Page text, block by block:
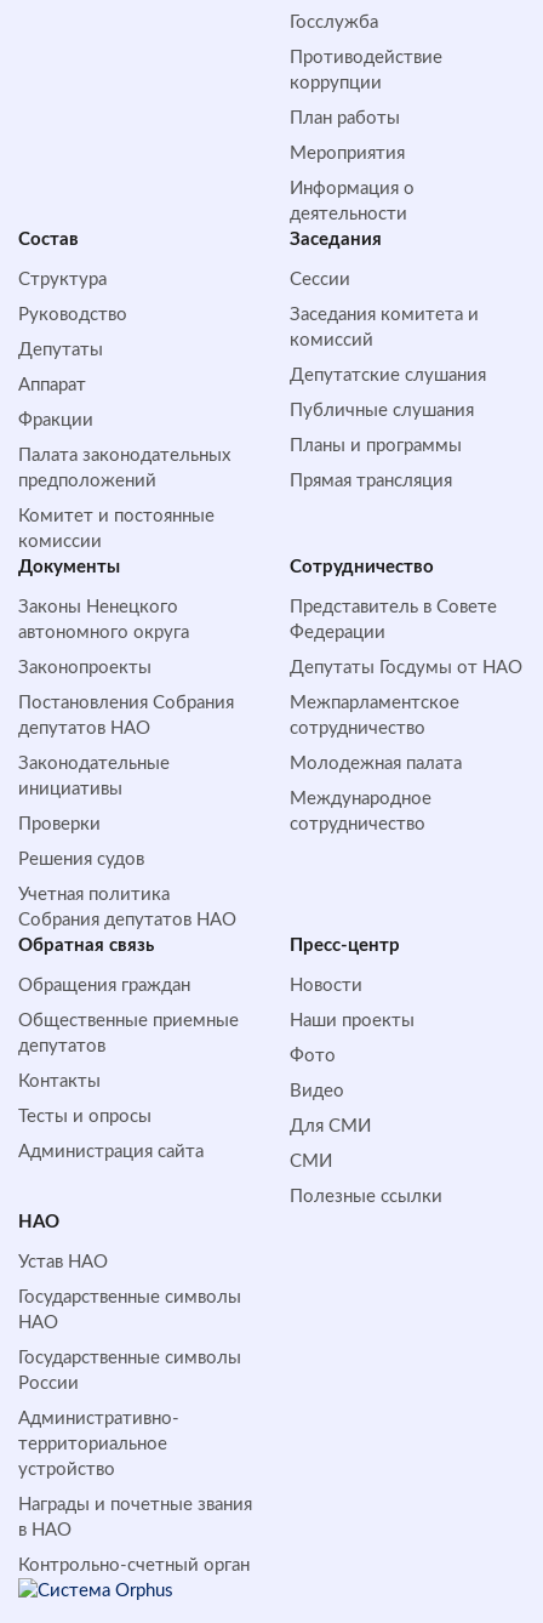
Госслужба
Противодействие
коррупции
План работы
Мероприятия
Информация о
деятельности
Состав
Структура
Руководство
Депутаты
Аппарат
Фракции
Палата законодательных
предположений
Комитет и постоянные
комиссии
Заседания
Сессии
Заседания комитета и
комиссий
Депутатские слушания
Публичные слушания
Планы и программы
Прямая трансляция
Документы
Законы Ненецкого
автономного округа
Законопроекты
Постановления Собрания
депутатов НАО
Законодательные
инициативы
Проверки
Решения судов
Учетная политика
Собрания депутатов НАО
Сотрудничество
Представитель в Совете
Федерации
Депутаты Госдумы от НАО
Межпарламентское
сотрудничество
Молодежная палата
Международное
сотрудничество
Обратная cвязь
Обращения граждан
Общественные приемные
депутатов
Контакты
Тесты и опросы
Администрация сайта
Пресс-центр
Новости
Наши проекты
Фото
Видео
Для СМИ
СМИ
Полезные ссылки
НАО
Устав НАО
Государственные символы
НАО
Государственные символы
России
Административно-
территориальное
устройство
Награды и почетные звания
в НАО
Контрольно-счетный орган